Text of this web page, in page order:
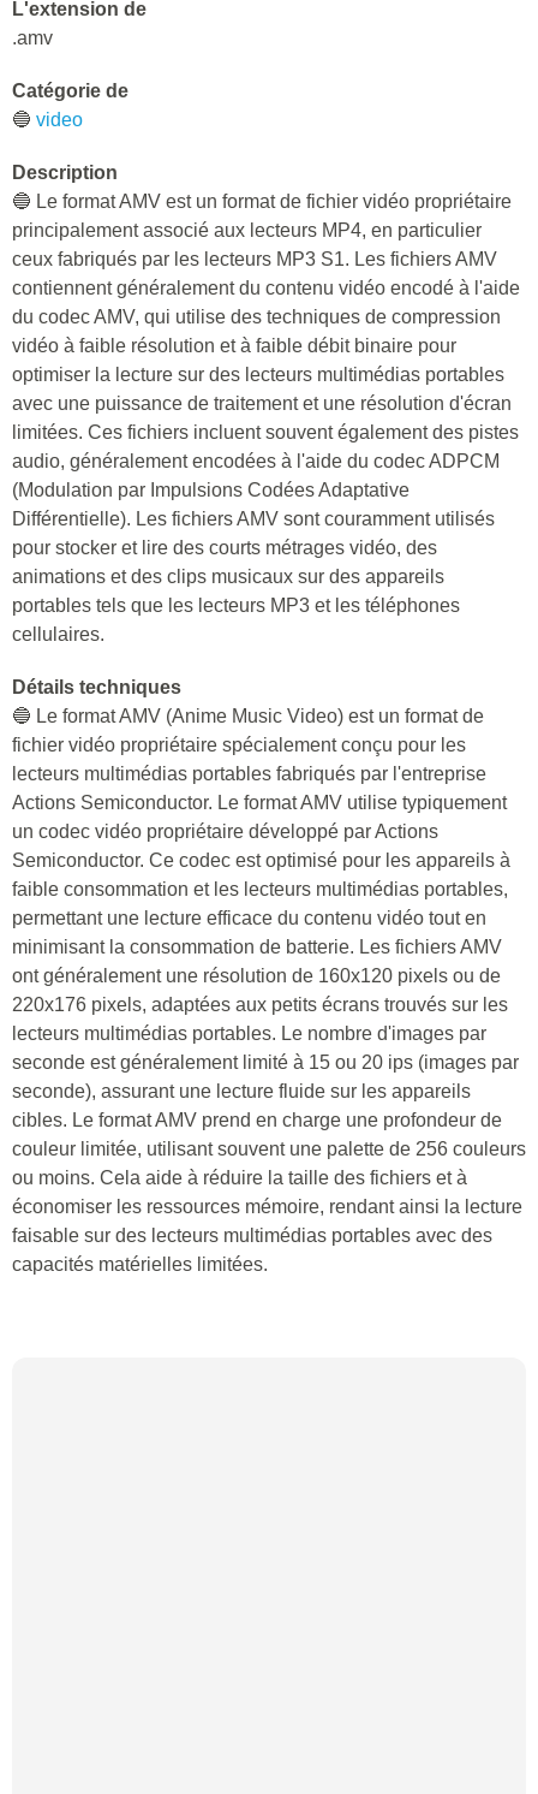
L'extension de
.amv
Catégorie de
🔵 video
Description
🔵 Le format AMV est un format de fichier vidéo propriétaire
principalement associé aux lecteurs MP4, en particulier
ceux fabriqués par les lecteurs MP3 S1. Les fichiers AMV
contiennent généralement du contenu vidéo encodé à l'aide
du codec AMV, qui utilise des techniques de compression
vidéo à faible résolution et à faible débit binaire pour
optimiser la lecture sur des lecteurs multimédias portables
avec une puissance de traitement et une résolution d'écran
limitées. Ces fichiers incluent souvent également des pistes
audio, généralement encodées à l'aide du codec ADPCM
(Modulation par Impulsions Codées Adaptative
Différentielle). Les fichiers AMV sont couramment utilisés
pour stocker et lire des courts métrages vidéo, des
animations et des clips musicaux sur des appareils
portables tels que les lecteurs MP3 et les téléphones
cellulaires.
Détails techniques
🔵 Le format AMV (Anime Music Video) est un format de
fichier vidéo propriétaire spécialement conçu pour les
lecteurs multimédias portables fabriqués par l'entreprise
Actions Semiconductor. Le format AMV utilise typiquement
un codec vidéo propriétaire développé par Actions
Semiconductor. Ce codec est optimisé pour les appareils à
faible consommation et les lecteurs multimédias portables,
permettant une lecture efficace du contenu vidéo tout en
minimisant la consommation de batterie. Les fichiers AMV
ont généralement une résolution de 160x120 pixels ou de
220x176 pixels, adaptées aux petits écrans trouvés sur les
lecteurs multimédias portables. Le nombre d'images par
seconde est généralement limité à 15 ou 20 ips (images par
seconde), assurant une lecture fluide sur les appareils
cibles. Le format AMV prend en charge une profondeur de
couleur limitée, utilisant souvent une palette de 256 couleurs
ou moins. Cela aide à réduire la taille des fichiers et à
économiser les ressources mémoire, rendant ainsi la lecture
faisable sur des lecteurs multimédias portables avec des
capacités matérielles limitées.